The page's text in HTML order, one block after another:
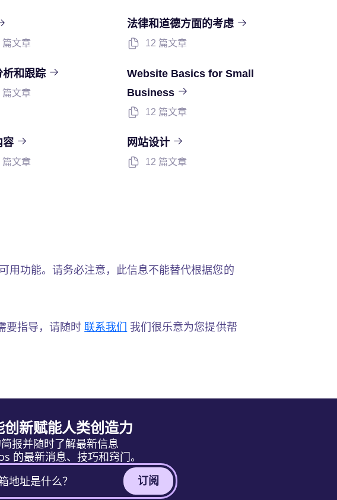
篇文章
法律和道德方面的考虑
12 篇文章
析和跟踪
篇文章
Website Basics for Small
Business
12 篇文章
容
篇文章
网站设计
12 篇文章
用功能。请务必注意，此信息不能替代根据您的
要指导，请随时联系我们
我们很乐意为您提供帮
创新赋能人类创造力
报并随时了解最新信息
的最新消息、技巧和窍门。
订阅